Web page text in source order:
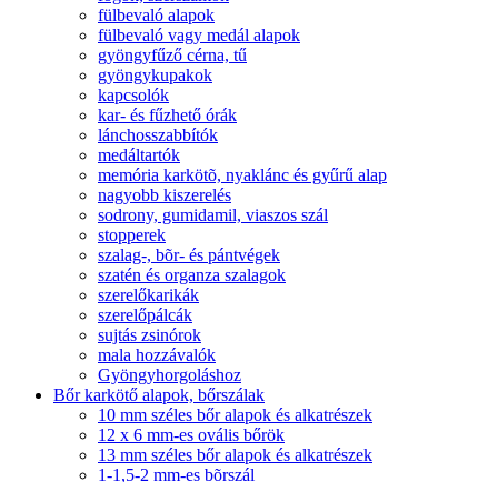
fülbevaló alapok
fülbevaló vagy medál alapok
gyöngyfűző cérna, tű
gyöngykupakok
kapcsolók
kar- és fűzhető órák
lánchosszabbítók
medáltartók
memória karkötõ, nyaklánc és gyűrű alap
nagyobb kiszerelés
sodrony, gumidamil, viaszos szál
stopperek
szalag-, bõr- és pántvégek
szatén és organza szalagok
szerelőkarikák
szerelőpálcák
sujtás zsinórok
mala hozzávalók
Gyöngyhorgoláshoz
Bőr karkötő alapok, bőrszálak
10 mm széles bőr alapok és alkatrészek
12 x 6 mm-es ovális bőrök
13 mm széles bőr alapok és alkatrészek
1-1,5-2 mm-es bõrszál